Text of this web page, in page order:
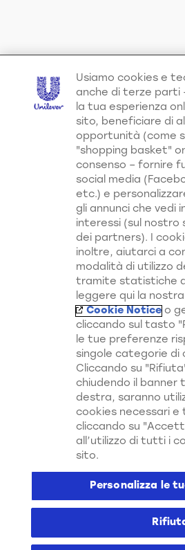
Scopri di Più su
Contattaci
Mappa del Sito
Cookie Notice
PRIVACY NOTICE
Cookie Settings
Accessibilità
Usiamo cookies e
anche di terze parti
la tua esperienza
sito, beneficiare di
opportunità (come
"shopping basket"
consenso – fornire
social media
etc.) e
gli annunci che vedi
interessi (sul nostro
dei partners). I
inoltre, aiutarci a
modalità di utilizzo
tramite statistiche
leggere qui la nostra
Cookie Notice o
cliccando sul tasto
le tue preferenze
singole categorie di
Cliccando su
chiudendo il banner
destra, saranno
cookies necessari e
cliccando su
all’utilizzo di tutti i
sito.
Personalizza le